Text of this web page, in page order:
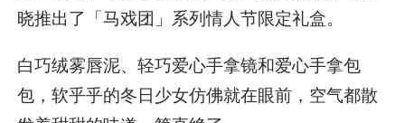
晓推出了「马戏团」系列情人节限定礼盒。
白巧绒雾唇泥、轻巧爱心手拿镜和爱心手拿包
包，软乎乎的冬日少女仿佛就在眼前，空气都散